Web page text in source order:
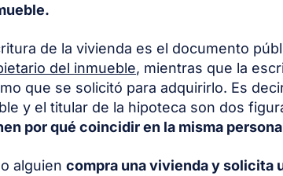
de la vivienda es el documento
del inmueble, mientras que la
que se solicitó para adquirirlo. Es
y el titular de la hipoteca son dos
por qué coincidir en la misma
alguien compra una vivienda y solicita